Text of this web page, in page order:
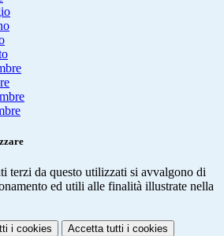
terzi da questo utilizzati si avvalgono di
ed utili alle finalità illustrate nella
i cookies Accetta tutti i cookies